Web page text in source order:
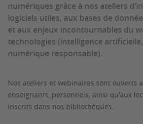
numériques grâce à nos ateliers
logiciels utiles, aux bases de
et aux enjeux incontournables du
technologies (intelligence
numérique responsable).
Nos ateliers et webinaires sont ouverts
enseignants, personnels, ainsi qu'aux
inscrits dans nos bibliothèques.